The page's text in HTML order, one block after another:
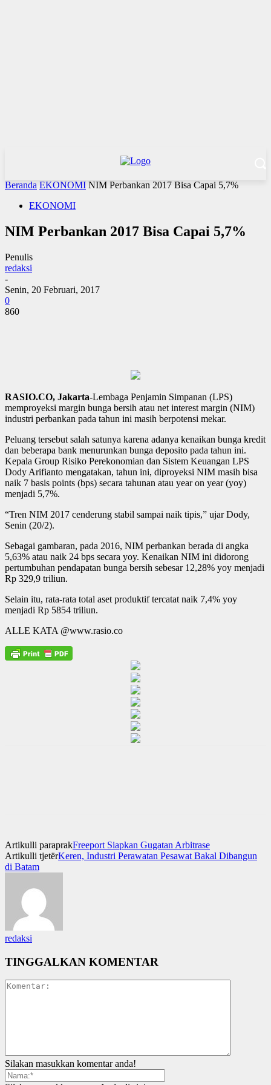
Beranda EKONOMI NIM Perbankan 2017 Bisa Capai 5,7%
EKONOMI
NIM Perbankan 2017 Bisa Capai 5,7%
Penulis
redaksi
-
Senin, 20 Februari, 2017
0
860
RASIO.CO, Jakarta-Lembaga Penjamin Simpanan (LPS)
memproyeksi margin bunga bersih atau net interest margin (NIM)
industri perbankan pada tahun ini masih berpotensi mekar.
Peluang tersebut salah satunya karena adanya kenaikan bunga kredit
dan beberapa bank menurunkan bunga deposito pada tahun ini.
Kepala Group Risiko Perekonomian dan Sistem Keuangan LPS
Dody Arifianto mengatakan, tahun ini, diproyeksi NIM masih bisa
naik 7 basis points (bps) secara tahunan atau year on year (yoy)
menjadi 5,7%.
“Tren NIM 2017 cenderung stabil sampai naik tipis,” ujar Dody,
Senin (20/2).
Sebagai gambaran, pada 2016, NIM perbankan berada di angka
5,63% atau naik 24 bps secara yoy. Kenaikan NIM ini didorong
pertumbuhan pendapatan bunga bersih sebesar 12,28% yoy menjadi
Rp 329,9 triliun.
Selain itu, rata-rata total aset produktif tercatat naik 7,4% yoy
menjadi Rp 5854 triliun.
ALLE KATA @www.rasio.co
Artikulli paraprakFreeport Siapkan Gugatan Arbitrase
Artikulli tjetërKeren, Industri Perawatan Pesawat Bakal Dibangun
di Batam
redaksi
TINGGALKAN KOMENTAR
Silakan masukkan komentar anda!